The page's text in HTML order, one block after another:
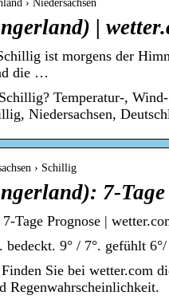
› Niedersachsen
|
ist morgens der
die …
Temperatur-,
Niedersachsen,
› Schillig
7-
Tage Prognose |
9° / 7°. gefühlt 6°/
Sie bei wetter.com
Regenwahrscheinlichkeit.